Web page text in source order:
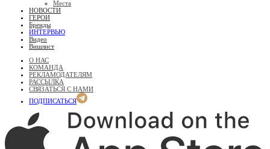
Места
НОВОСТИ
ГЕРОИ
Бренды
ИНТЕРВЬЮ
Видео
Вишлист
О НАС
КОМАНДА
РЕКЛАМОДАТЕЛЯМ
РАССЫЛКА
СВЯЗАТЬСЯ С НАМИ
ПОДПИСАТЬСЯ